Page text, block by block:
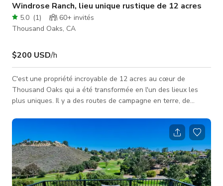
Windrose Ranch, lieu unique rustique de 12 acres
5.0 (1) 60+ invités
Thousand Oaks, CA
$200 USD/h
C'est une propriété incroyable de 12 acres au cœur de
Thousand Oaks qui a été transformée en l'un des lieux les
plus uniques. Il y a des routes de campagne en terre, de
éclairée la nuit. Cette propriété à plusieurs niveaux est prête
pour tous types d'événements, petits et grands. Un lieu parfait
pour un mariage de petite à moyenne taille !! Il y a une petite
maison confortable de plain-pied avec vue sur les montagnes
de